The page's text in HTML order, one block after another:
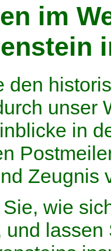
im
den
unser
in
Zeugnis
wie
und